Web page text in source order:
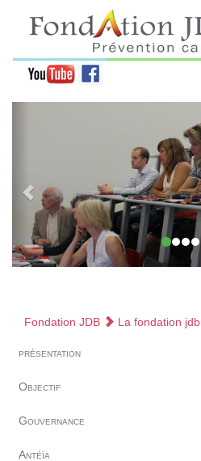
Fondation JDB La fondation jdb
présentation
Objectif
Gouvernance
Antéïa